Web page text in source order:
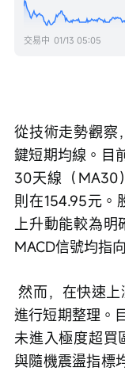
交易中 01/13 05:05
從技術走勢觀察
鍵短期均線。目
30天線（MA30
則在154.95元。
上升動能較為明
MACD信號均指
然而，在快速上漲後，部分振盪指標提示市場需要
進行短期整理。
未進入極度超買
與隨機震盪指標